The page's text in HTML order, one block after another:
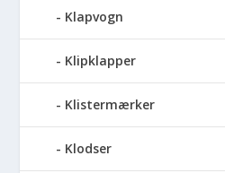
Klapvogn
Klipklapper
Klistermærker
Klodser